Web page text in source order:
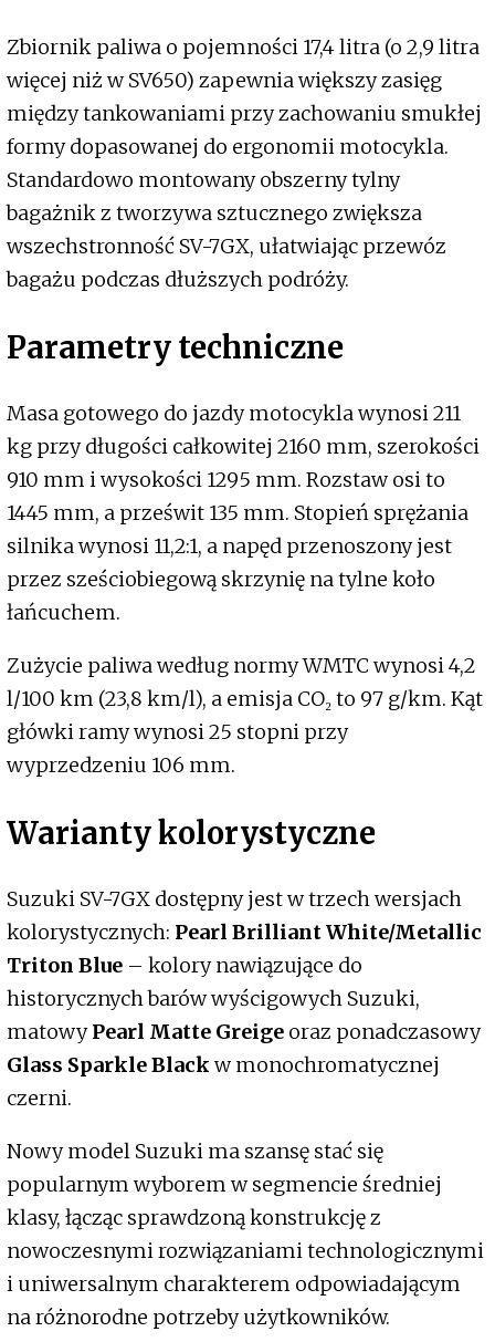
Zbiornik paliwa o pojemności 17,4 litra (o 2,9 litra
więcej niż w SV650) zapewnia większy zasięg
między tankowaniami przy zachowaniu smukłej
formy dopasowanej do ergonomii motocykla.
Standardowo montowany obszerny tylny
bagażnik z tworzywa sztucznego zwiększa
wszechstronność SV-7GX, ułatwiając przewóz
bagażu podczas dłuższych podróży.
Parametry techniczne
Masa gotowego do jazdy motocykla wynosi 211
kg przy długości całkowitej 2160 mm, szerokości
910 mm i wysokości 1295 mm. Rozstaw osi to
1445 mm, a prześwit 135 mm. Stopień sprężania
silnika wynosi 11,2:1, a napęd przenoszony jest
przez sześciobiegową skrzynię na tylne koło
łańcuchem.
Zużycie paliwa według normy WMTC wynosi 4,2
l/100 km (23,8 km/l), a emisja CO₂ to 97 g/km. Kąt
główki ramy wynosi 25 stopni przy
wyprzedzeniu 106 mm.
Warianty kolorystyczne
Suzuki SV-7GX dostępny jest w trzech wersjach
kolorystycznych: Pearl Brilliant White/Metallic
Triton Blue – kolory nawiązujące do
historycznych barów wyścigowych Suzuki,
matowyPearl Matte Greige oraz ponadczasowy
Glass Sparkle Blackw monochromatycznej
czerni.
Nowy model Suzuki ma szansę stać się
popularnym wyborem w segmencie średniej
klasy, łącząc sprawdzoną konstrukcję z
nowoczesnymi rozwiązaniami technologicznymi
i uniwersalnym charakterem odpowiadającym
na różnorodne potrzeby użytkowników.